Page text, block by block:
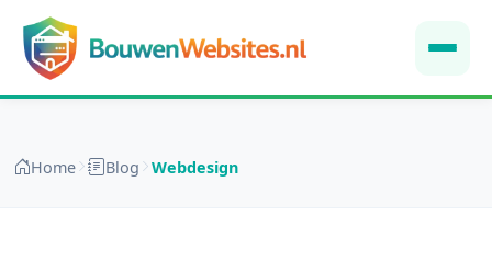
Home Blog Webdesign